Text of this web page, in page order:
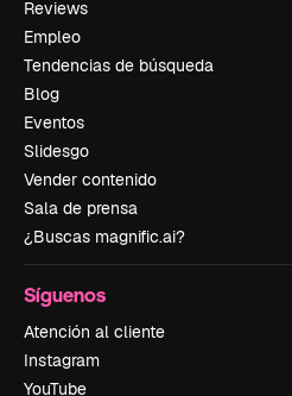
Reviews
Empleo
Tendencias de búsqueda
Blog
Eventos
Slidesgo
Vender contenido
Sala de prensa
¿Buscas magnific.ai?
Síguenos
Atención al cliente
Instagram
YouTube